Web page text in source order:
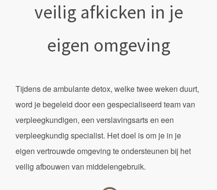
veilig afkicken in je
eigen omgeving
Tijdens de ambulante detox, welke twee weken duurt,
word je begeleid door een gespecialiseerd team van
verpleegkundigen, een verslavingsarts en een
verpleegkundig specialist. Het doel is om je in je
eigen vertrouwde omgeving te ondersteunen bij het
veilig afbouwen van middelengebruik.